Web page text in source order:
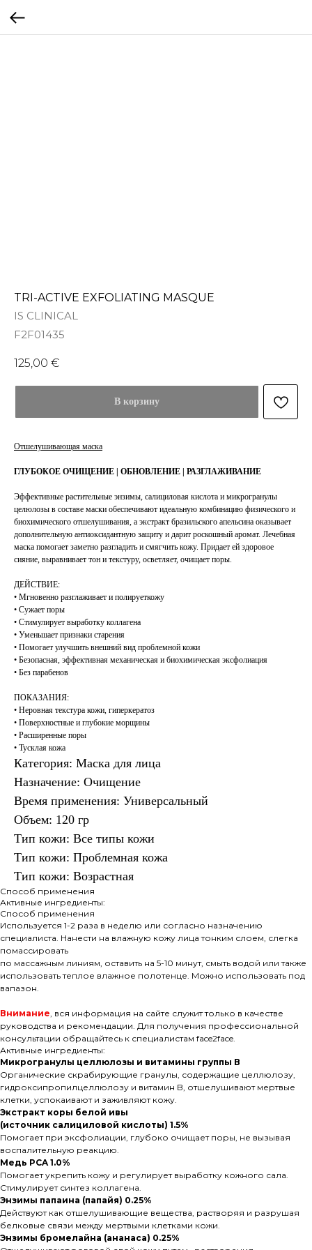
TRI-ACTIVE EXFOLIATING MASQUE
IS CLINICAL
F2F01435
125,00 €
В корзину
Отшелушивающая маска
ГЛУБОКОЕ ОЧИЩЕНИЕ | ОБНОВЛЕНИЕ | РАЗГЛАЖИВАНИЕ
Эффективные растительные энзимы, салициловая кислота и микрогранулы
целюлозы в составе маски обеспечивают идеальную комбинацию физического и
биохимического отшелушивания, а экстракт бразильского апельсина оказывает
дополнительную антиоксидантную защиту и дарит роскошный аромат. Лечебная
маска помогает заметно разгладить и смягчить кожу. Придает ей здоровое
сияние, выравнивает тон и текстуру, осветляет, очищает поры.
ДЕЙСТВИЕ:
• Мгновенно разглаживает и полируеткожу
• Сужает поры
• Стимулирует выработку коллагена
• Уменьшает признаки старения
• Помогает улучшить внешний вид проблемной кожи
• Безопасная, эффективная механическая и биохимическая эксфолиация
• Без парабенов
ПОКАЗАНИЯ:
• Неровная текстура кожи, гиперкератоз
• Поверхностные и глубокие морщины
• Расширенные поры
• Тусклая кожа
Категория: Маска для лица
Назначение: Очищение
Время применения: Универсальный
Объем: 120 гр
Тип кожи: Все типы кожи
Тип кожи: Проблемная кожа
Тип кожи: Возрастная
Способ применения
Активные ингредиенты:
Способ применения
Используется 1-2 раза в неделю или согласно назначению
специалиста. Нанести на влажную кожу лица тонким слоем, слегка
помассировать
по массажным линиям, оставить на 5-10 минут, смыть водой или также
использовать теплое влажное полотенце. Можно использовать под
вапазон.
Внимание, вся информация на сайте служит только в качестве
руководства и рекомендации. Для получения профессиональной
консультации обращайтесь к специалистам face2face.
Активные ингредиенты:
Микрогранулы целлюлозы и витамины группы В
Органические скрабирующие гранулы, содержащие целлюлозу,
гидроксипропилцеллюлозу и витамин B, отшелушивают мертвые
клетки, успокаивают и заживляют кожу.
Экстракт коры белой ивы
(источник салициловой кислоты) 1.5%
Помогает при эксфолиации, глубоко очищает поры, не вызывая
воспалительную реакцию.
Медь PCA 1.0%
Помогает укрепить кожу и регулирует выработку кожного сала.
Стимулирует синтез коллагена.
Энзимы папаина (папайя) 0.25%
Действуют как отшелушивающие вещества, растворяя и разрушая
белковые связи между мертвыми клетками кожи.
Энзимы бромелайна (ананаса) 0.25%